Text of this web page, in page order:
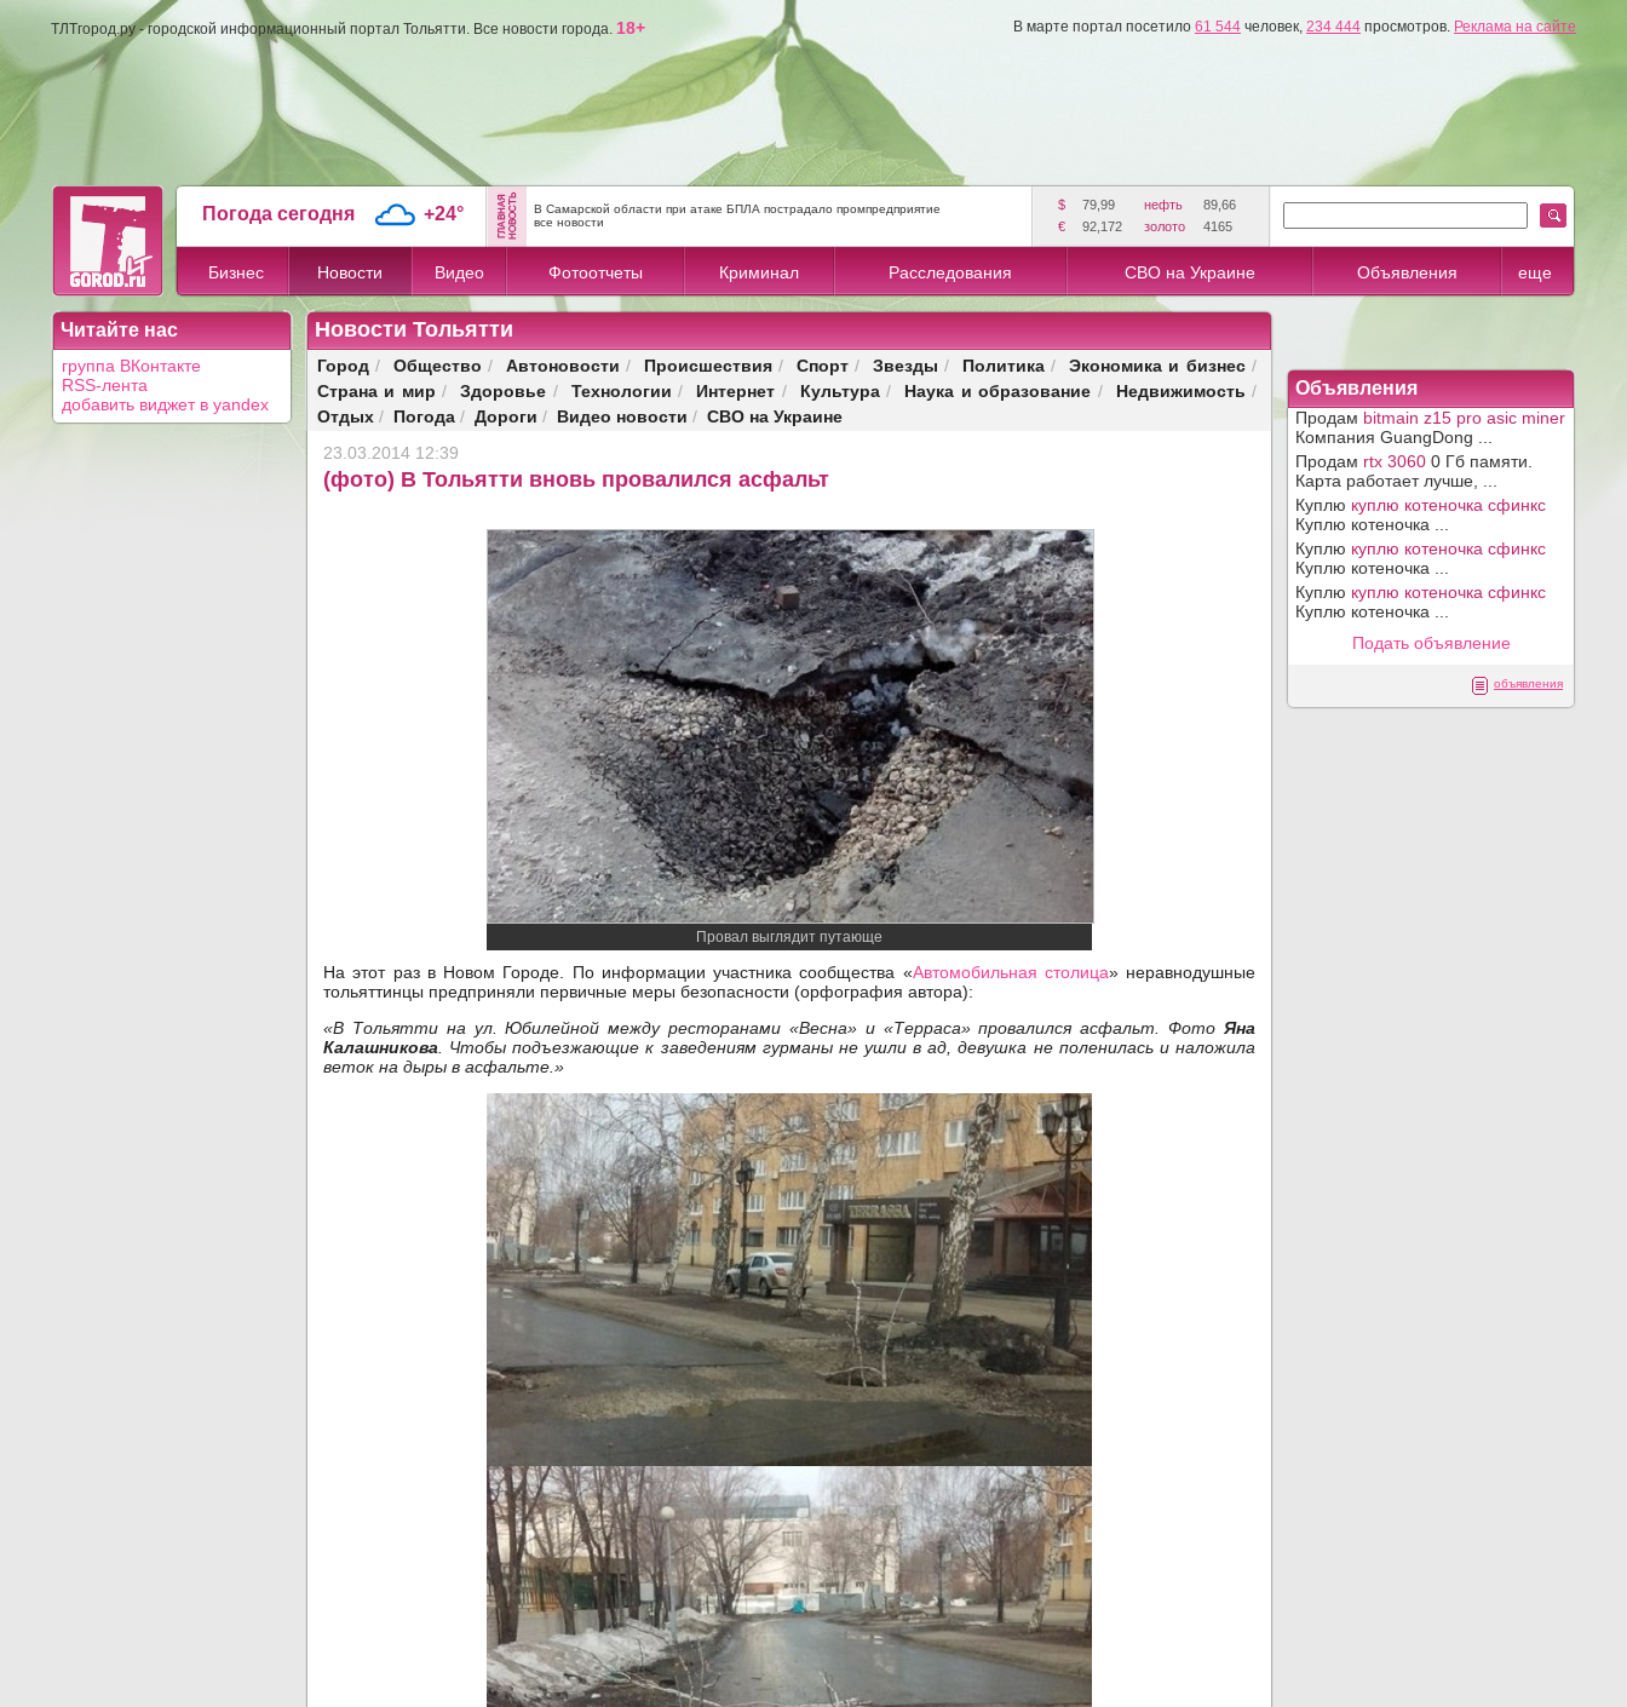
ТЛТгород.ру - городской информационный портал Тольятти. Все новости города. 18+ В марте портал посетило 61 544 человек, 234 444 просмотров. Реклама на сайте
Погода сегодня +24°
В Самарской области при атаке БПЛА пострадало промпредприятие
все новости
$ 79,99 нефть
89,66
€
92,172 золото 4165
Бизнес Новости Видео Фотоотчеты Криминал Расследования СВО на Украине Объявления еще
Читайте нас
группа ВКонтакте
RSS-лента
добавить виджет в yandex
Новости Тольятти
Город / Общество / Автоновости / Происшествия / Спорт / Звезды / Политика / Экономика и бизнес/
Страна и мир / Здоровье / Технологии / Интернет / Культура/ Наука и образование / Недвижимость /
Отдых / Погода / Дороги / Видео новости / СВО на Украине
23.03.2014 12:39
(фото) В Тольятти вновь провалился асфальт
Провал выглядит путающе
На этот раз в Новом Городе. По информации участника сообщества «Автомобильная столица» неравнодушные
тольяттинцы предприняли первичные меры безопасности (орфография автора):
«В Тольятти на ул. Юбилейной между ресторанами «Весна» и «Терраса» провалился асфальт. Фото Яна
Калашникова . Чтобы подъезжающие к заведениям гурманы не ушли в ад, девушка не поленилась и наложила
веток на дыры в асфальте.»
Объявления
Продам bitmain z15 pro asic miner
Компания GuangDong ...
Продам rtx 3060 0 Гб памяти.
Карта работает лучше, ...
Куплю куплю котеночка сфинкс
Куплю котеночка ...
Куплю куплю котеночка сфинкс
Куплю котеночка ...
Куплю куплю котеночка сфинкс
Куплю котеночка ...
Подать объявление
объявления